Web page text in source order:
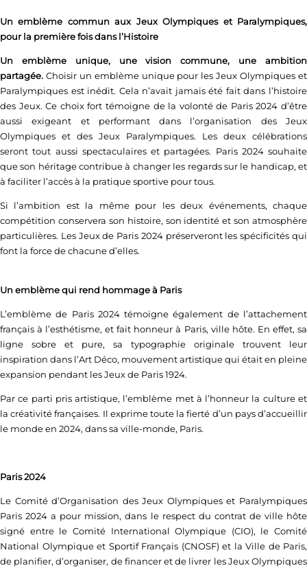
Un emblème commun aux Jeux Olympiques et Paralympiques,
pour la première fois dans l’Histoire
Un emblème unique, une vision commune, une ambition
partagée. Choisir un emblème unique pour les Jeux Olympiques et
Paralympiques est inédit. Cela n’avait jamais été fait dans l’histoire
des Jeux. Ce choix fort témoigne de la volonté de Paris 2024 d’être
aussi exigeant et performant dans l’organisation des Jeux
Olympiques et des Jeux Paralympiques. Les deux célébrations
seront tout aussi spectaculaires et partagées. Paris 2024 souhaite
que son héritage contribue à changer les regards sur le handicap, et
à faciliter l’accès à la pratique sportive pour tous.
Si l’ambition est la même pour les deux événements, chaque
compétition conservera son histoire, son identité et son atmosphère
particulières. Les Jeux de Paris 2024 préserveront les spécificités qui
font la force de chacune d’elles.
Un emblème qui rend hommage à Paris
L’emblème de Paris 2024 témoigne également de l’attachement
français à l’esthétisme, et fait honneur à Paris, ville hôte. En effet, sa
ligne sobre et pure, sa typographie originale trouvent leur
inspiration dans l’Art Déco, mouvement artistique qui était en pleine
expansion pendant les Jeux de Paris 1924.
Par ce parti pris artistique, l’emblème met à l’honneur la culture et
la créativité françaises. Il exprime toute la fierté d’un pays d’accueillir
le monde en 2024, dans sa ville-monde, Paris.
Paris 2024
Le Comité d’Organisation des Jeux Olympiques et Paralympiques
Paris 2024 a pour mission, dans le respect du contrat de ville hôte
signé entre le Comité International Olympique (CIO), le Comité
National Olympique et Sportif Français (CNOSF) et la Ville de Paris,
de planifier, d’organiser, de financer et de livrer les Jeux Olympiques